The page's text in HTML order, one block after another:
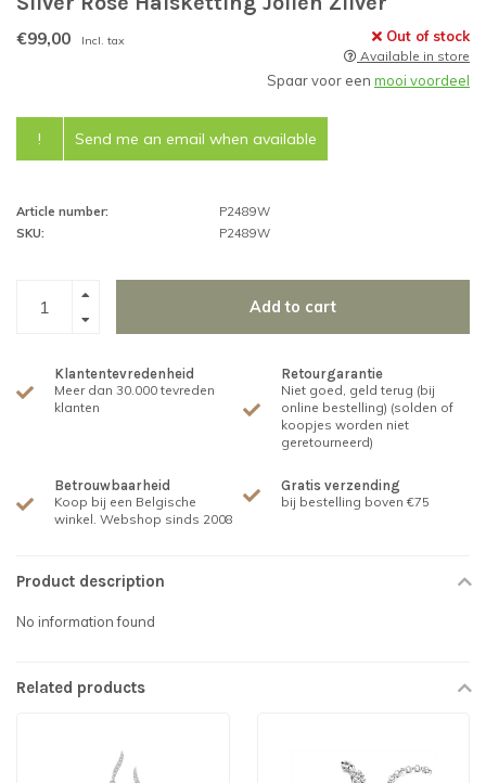
€99,00 Incl. tax Out of stock
Available in store
Spaar voor een mooi voordeel
! Send me an email when available
Article number:
P2489W
SKU:
P2489W
Add to cart
Klantentevredenheid
Meer dan 30.000 tevreden
klanten
Retourgarantie
Niet goed, geld terug (bij
online bestelling) (solden of
koopjes worden niet
geretourneerd)
Betrouwbaarheid
Koop bij een Belgische
winkel. Webshop sinds 2008
Gratis verzending
bij bestelling boven €75
Product description
No information found
Related products